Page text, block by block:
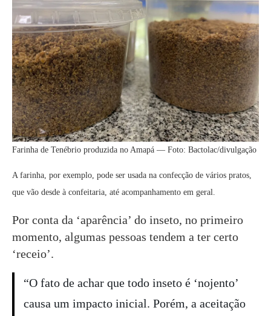
Farinha de Tenébrio produzida no Amapá — Foto: Bactolac/divulgação
A farinha, por exemplo, pode ser usada na confecção de vários pratos,
que vão desde à confeitaria, até acompanhamento em geral.
Por conta da ‘aparência’ do inseto, no primeiro
momento, algumas pessoas tendem a ter certo
‘receio’.
“O fato de achar que todo inseto é ‘nojento’
causa um impacto inicial. Porém, a aceitação